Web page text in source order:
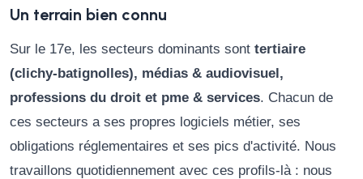
Un terrain bien connu
Sur le 17e, les secteurs dominants sont tertiaire
(clichy-batignolles), médias & audiovisuel,
professions du droit et pme & services. Chacun de
ces secteurs a ses propres logiciels métier, ses
obligations réglementaires et ses pics d'activité. Nous
travaillons quotidiennement avec ces profils-là : nous